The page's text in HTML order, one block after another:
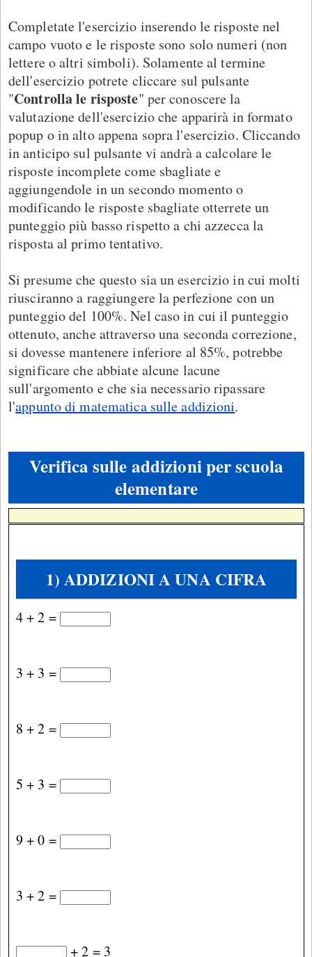
Completate l'esercizio inserendo le risposte nel
campo vuoto e le risposte sono solo numeri (non
lettere o altri simboli). Solamente al termine
dell'esercizio potrete cliccare sul pulsante
"Controlla le risposte" per conoscere la
valutazione dell'esercizio che apparirà in formato
popup o in alto appena sopra l'esercizio. Cliccando
in anticipo sul pulsante vi andrà a calcolare le
risposte incomplete come sbagliate e
aggiungendole in un secondo momento o
modificando le risposte sbagliate otterrete un
punteggio più basso rispetto a chi azzecca la
risposta al primo tentativo.
Si presume che questo sia un esercizio in cui molti
riusciranno a raggiungere la perfezione con un
punteggio del 100%. Nel caso in cui il punteggio
ottenuto, anche attraverso una seconda correzione,
si dovesse mantenere inferiore al 85%, potrebbe
significare che abbiate alcune lacune
sull'argomento e che sia necessario ripassare
l'appunto di matematica sulle addizioni.
Verifica sulle addizioni per scuola
elementare
1) ADDIZIONI A UNA CIFRA
4 + 2 =
3 + 3 =
8 + 2 =
5 + 3 =
9 + 0 =
3 + 2 =
+ 2 = 3